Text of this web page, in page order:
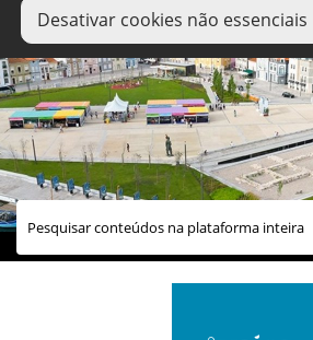
Desativar cookies não essenciais
links úteis